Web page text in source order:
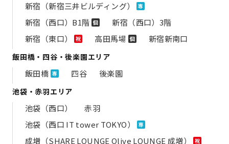
新宿（新宿三井ビルディング）
専
新宿（西口）B1階 個
新宿（西口）3階
新宿（東口）
祝 高田馬場 個 新宿新南口
飯田橋・四谷・後楽園エリア
飯田橋 専 四谷 後楽園
池袋・赤羽エリア
池袋（西口）
赤羽
池袋（西口 IT tower TOKYO）
専
成増（SHARE LOUNGE Olive LOUNGE 成増） 祝